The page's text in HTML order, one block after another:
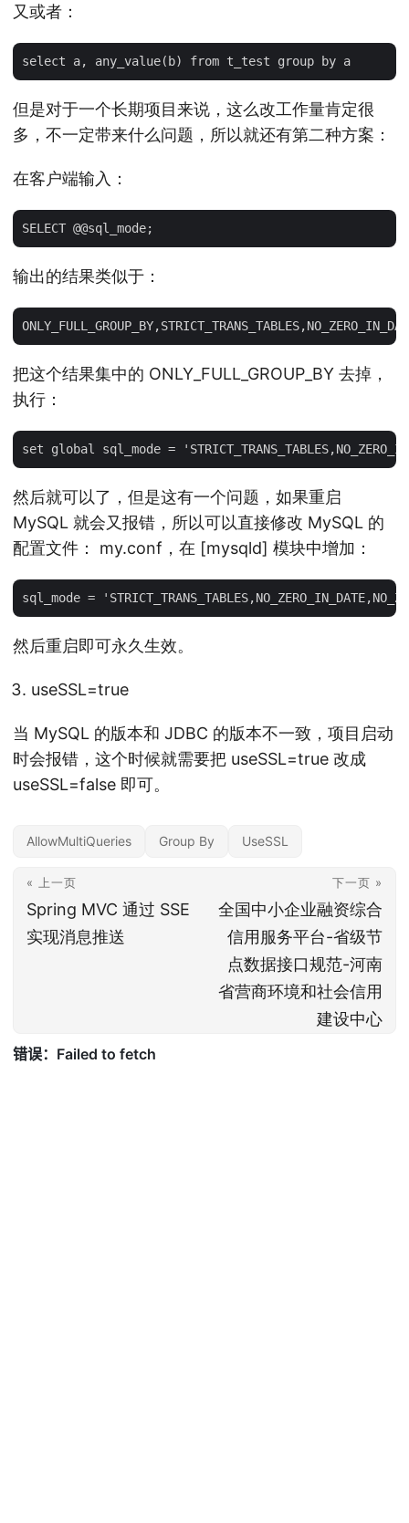
又或者：
但是对于一个长期项目来说，这么改工作量肯定很
多，不一定带来什么问题，所以就还有第二种方案：
在客户端输入：
输出的结果类似于：
把这个结果集中的 ONLY_FULL_GROUP_BY 去掉，
执行：
然后就可以了，但是这有一个问题，如果重启
MySQL 就会又报错，所以可以直接修改 MySQL 的
配置文件： my.conf，在 [mysqld] 模块中增加：
然后重启即可永久生效。
useSSL=true
当 MySQL 的版本和 JDBC 的版本不一致，项目启动
时会报错，这个时候就需要把 useSSL=true 改成
useSSL=false 即可。
AllowMultiQueries Group By UseSSL
« 上一页
Spring MVC 通过 SSE
实现消息推送
下一页 »
全国中小企业融资综合
信用服务平台-省级节
点数据接口规范-河南
省营商环境和社会信用
建设中心